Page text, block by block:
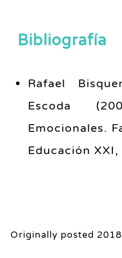
Bibliografía
Rafael
Escoda
Emocionales.
Educación
Originally posted